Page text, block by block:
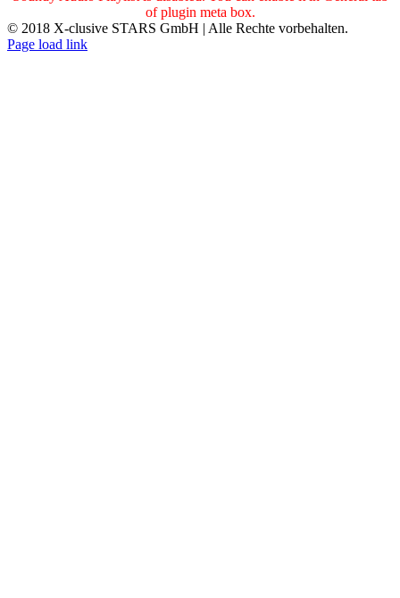
of plugin meta box.
© 2018 X-clusive STARS GmbH | Alle Rechte vorbehalten.
Facebook
Instagram
LinkedIn
Xing
Page load link